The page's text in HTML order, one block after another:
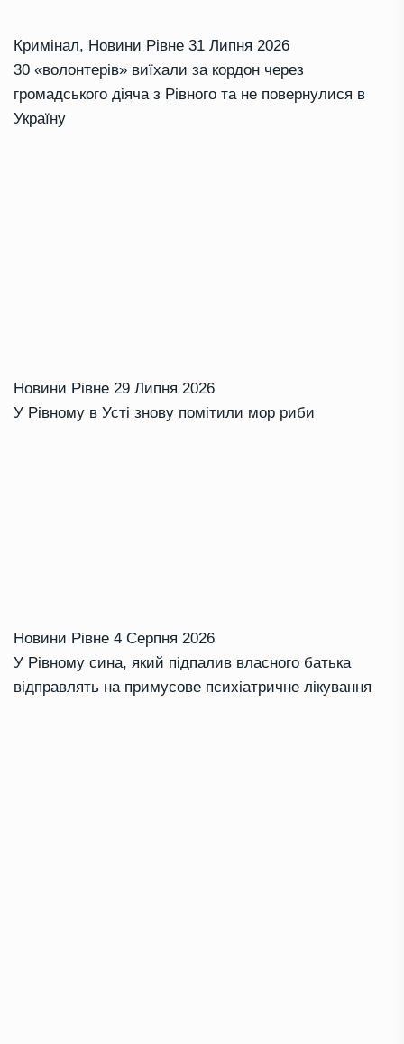
Кримінал, Новини Рівне 31 Липня 2026
30 «волонтерів» виїхали за кордон через
громадського діяча з Рівного та не повернулися в
Україну
Новини Рівне 29 Липня 2026
У Рівному в Усті знову помітили мор риби
Новини Рівне 4 Серпня 2026
У Рівному сина, який підпалив власного батька
відправлять на примусове психіатричне лікування